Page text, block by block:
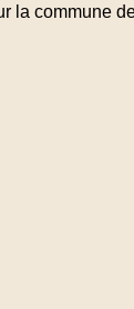
la commune